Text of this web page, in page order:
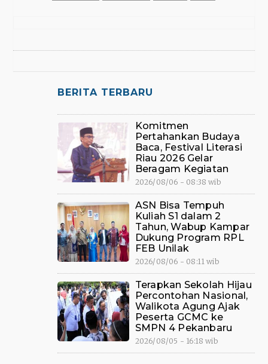
BERITA TERBARU
Komitmen
Pertahankan Budaya
Baca, Festival Literasi
Riau 2026 Gelar
Beragam Kegiatan
2026/08/06 - 08:38 wib
ASN Bisa Tempuh
Kuliah S1 dalam 2
Tahun, Wabup Kampar
Dukung Program RPL
FEB Unilak
2026/08/06 - 08:11 wib
Terapkan Sekolah Hijau
Percontohan Nasional,
Walikota Agung Ajak
Peserta GCMC ke
SMPN 4 Pekanbaru
2026/08/05 - 16:18 wib